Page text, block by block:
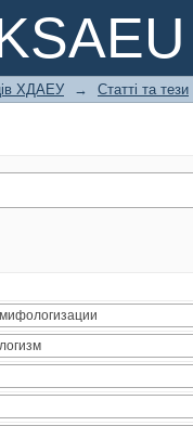
ХДАЕУ → Статті та тези